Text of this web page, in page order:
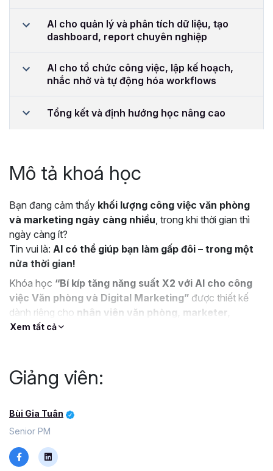
AI cho quản lý và phân tích dữ liệu, tạo
dashboard, report chuyên nghiệp
AI cho tổ chức công việc, lập kế hoạch,
nhắc nhở và tự động hóa workflows
Tổng kết và định hướng học nâng cao
Mô tả khoá học
Bạn đang cảm thấy khối lượng công việc văn phòng
và marketing ngày càng nhiều, trong khi thời gian thì
ngày càng ít?
Tin vui là: AI có thể giúp bạn làm gấp đôi – trong một
nửa thời gian!
Khóa học “Bí kíp tăng năng suất X2 với AI cho công
việc Văn phòng và Digital Marketing” được thiết kế
dành riêng cho nhân viên văn phòng, marketer,
content creator, và nhà quản lý
Bạn sẽ học được gì trong khóa học này
AIđể viết email, báo cáo, lập kế hoạch và ra quyết
định nhanh hơn.
xuất nội dung truyền thông, quảng cáo, và bài đăng
Xem tất cả
Giảng viên:
Bùi Gia Tuân
Senior PM